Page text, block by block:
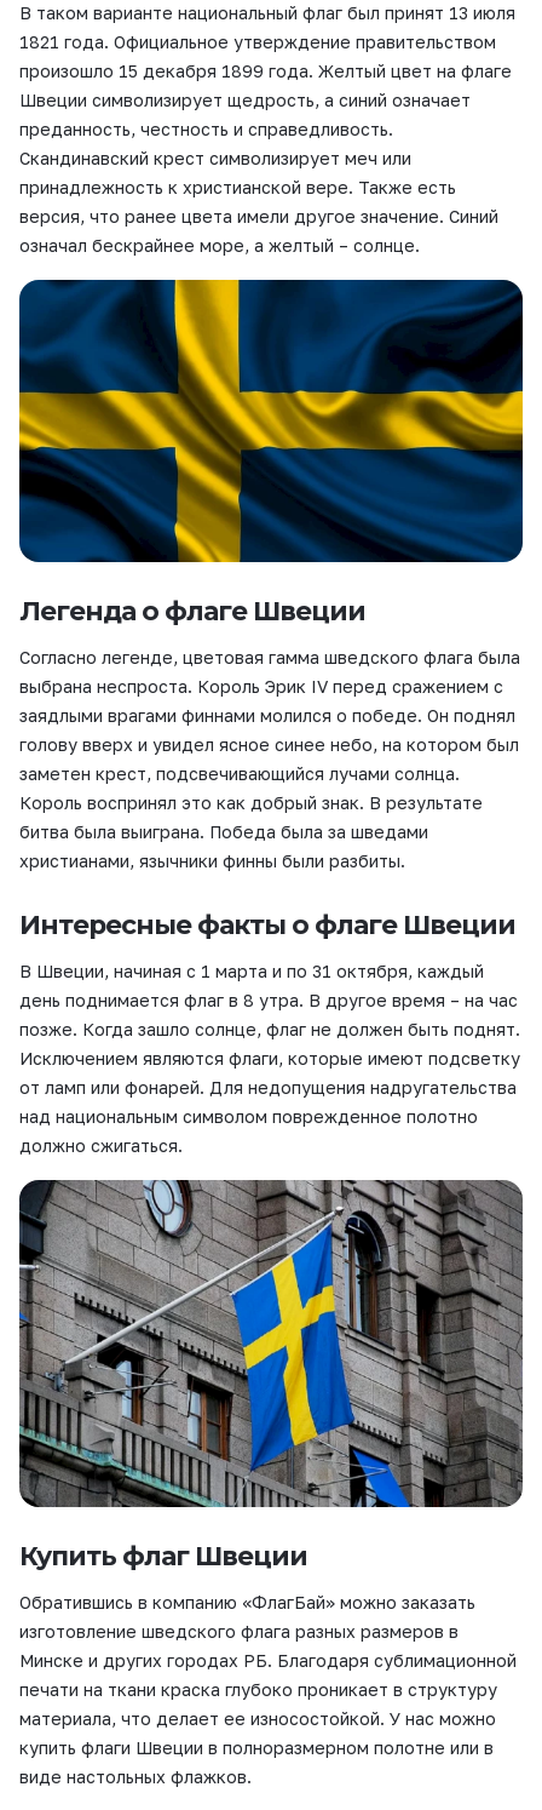
В таком варианте национальный флаг был принят 13 июля
1821 года. Официальное утверждение правительством
произошло 15 декабря 1899 года. Желтый цвет на флаге
Швеции символизирует щедрость, а синий означает
преданность, честность и справедливость.
Скандинавский крест символизирует меч или
принадлежность к христианской вере. Также есть
версия, что ранее цвета имели другое значение. Синий
означал бескрайнее море, а желтый – солнце.
Легенда о флаге Швеции
Согласно легенде, цветовая гамма шведского флага была
выбрана неспроста. Король Эрик IV перед сражением с
заядлыми врагами финнами молился о победе. Он поднял
голову вверх и увидел ясное синее небо, на котором был
заметен крест, подсвечивающийся лучами солнца.
Король воспринял это как добрый знак. В результате
битва была выиграна. Победа была за шведами
христианами, язычники финны были разбиты.
Интересные факты о флаге Швеции
В Швеции, начиная с 1 марта и по 31 октября, каждый
день поднимается флаг в 8 утра. В другое время – на час
позже. Когда зашло солнце, флаг не должен быть поднят.
Исключением являются флаги, которые имеют подсветку
от ламп или фонарей. Для недопущения надругательства
над национальным символом поврежденное полотно
должно сжигаться.
Купить флаг Швеции
Обратившись в компанию «ФлагБай» можно заказать
изготовление шведского флага разных размеров в
Минске и других городах РБ. Благодаря сублимационной
печати на ткани краска глубоко проникает в структуру
материала, что делает ее износостойкой. У нас можно
купить флаги Швеции в полноразмерном полотне или в
виде настольных флажков.